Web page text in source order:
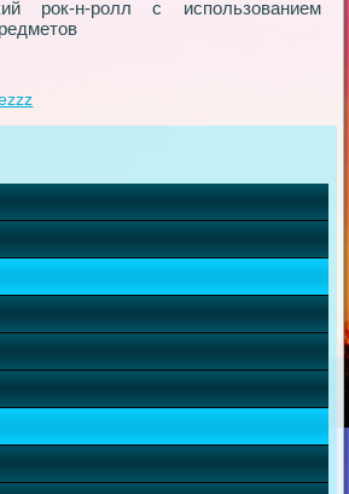
рок-н-ролл с использованием